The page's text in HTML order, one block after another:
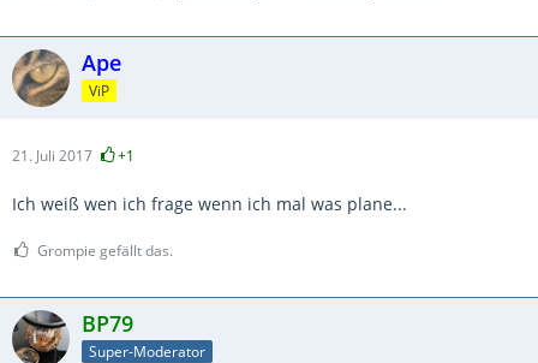
Ape
ViP
21. Juli 2017 +1
Ich weiß wen ich frage wenn ich mal was plane...
Grompie gefällt das.
BP79
Super-Moderator